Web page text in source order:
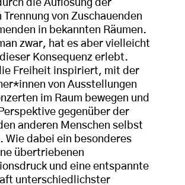
die Auflösung der
Trennung von Zuschauenden
in bekannten Räumen.
zwar, hat es aber vielleicht
Konsequenz erlebt.
Freiheit inspiriert, mit der
von Ausstellungen
im Raum bewegen und
gegenüber der
anderen Menschen selbst
Wie dabei ein besonderes
übertriebenen
und eine entspannte
unterschiedlichster